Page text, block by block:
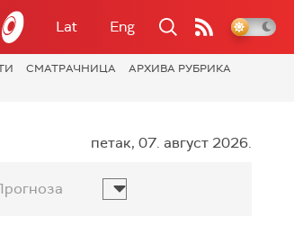
Lat Eng
СМАТРАЧНИЦА
АРХИВА РУБРИКА
петак, 07. август 2026.